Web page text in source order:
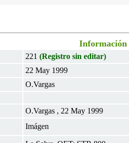
Información
221 (Registro sin editar)
22 May 1999
O.Vargas
O.Vargas , 22 May 1999
Imágen